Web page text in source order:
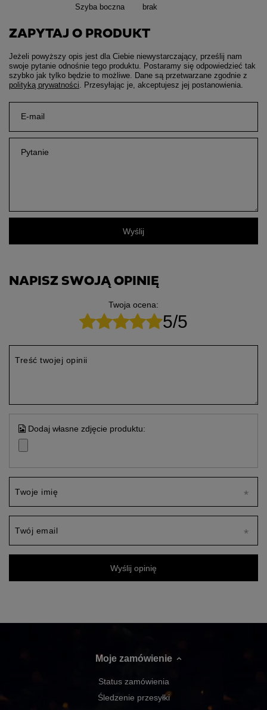
Szyba boczna brak
ZAPYTAJ O PRODUKT
Jeżeli powyższy opis jest dla Ciebie niewystarczający, prześlij nam
swoje pytanie odnośnie tego produktu. Postaramy się odpowiedzieć tak
szybko jak tylko będzie to możliwe. Dane są przetwarzane zgodnie z
polityką prywatności. Przesyłając je, akceptujesz jej postanowienia.
E-mail
Pytanie
Wyślij
NAPISZ SWOJĄ OPINIĘ
Twoja ocena:
5/5
Treść twojej opinii
Dodaj własne zdjęcie produktu:
Twoje imię
Twój email
Wyślij opinię
Moje zamówienie
Status zamówienia
Śledzenie przesyłki